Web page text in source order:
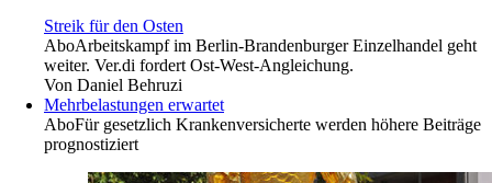
Streik für den Osten
AboArbeitskampf im Berlin-Brandenburger Einzelhandel geht
weiter. Ver.di fordert ­Ost-West-Angleichung.
Von Daniel Behruzi
Mehrbelastungen erwartet
AboFür gesetzlich Krankenversicherte werden höhere Beiträge
prognostiziert